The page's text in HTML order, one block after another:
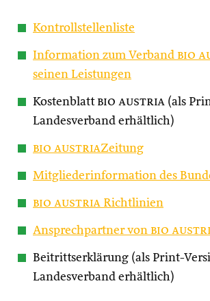
Kontrollstellenliste
Information zum Verband bio
seinen Leistungen
Kostenblatt bio austria (als
Landesverband erhältlich)
bio austriaZeitung
Mitgliederinformation des
bio austria Richtlinien
Ansprechpartner von bio
Beitrittserklärung (als Print-
Landesverband erhältlich)